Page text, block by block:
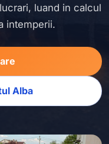
luand in calcul
intemperii.
Alba